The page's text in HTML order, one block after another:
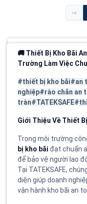
«
🚚 Thiết Bị Kho Bãi
Trường Làm Việc
#thiết bị kho bãi#an
nghiệp#rào chắn an
Giới Thiệu Về Thiết
Trong môi trường
bị kho bãi đạt chuẩn
để bảo vệ người lao
Tại TATEKSAFE,
diện giúp doanh
vận hành kho bãi an